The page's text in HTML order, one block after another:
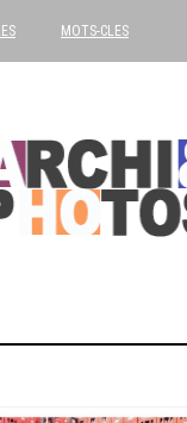
MOTS-CLES